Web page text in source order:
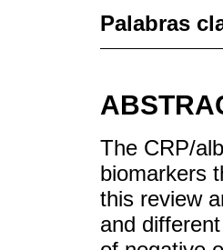
Palabras
The CRP/
biomarkers
this review
and